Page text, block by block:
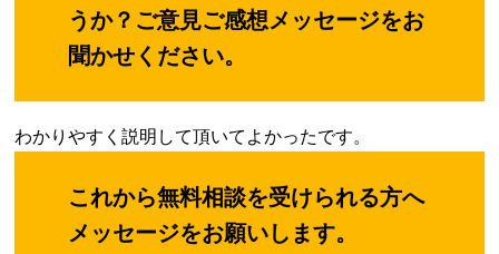
うか？ご意見ご感想メッセージをお
聞かせください。
わかりやすく説明して頂いてよかったです。
これから無料相談を受けられる方へ
メッセージをお願いします。